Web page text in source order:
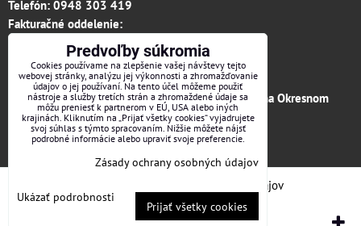
Telefón: 0948 303 419
Fakturačné oddelenie:
invoice.profitexsk@gmail.com
IČO: 36313157
IČ DPH: SK 2020182615
Firma je zapísaná v obchodnom registri vedenom na Okresnom
súde v Trenčíne, vložka č.12066/R odd. s.r.o.
Zásady ochrany osobných údajov
Predvoľby súkromia
Cookies používame na zlepšenie vašej návštevy tejto
webovej stránky, analýzu jej výkonnosti a zhromažďovanie
údajov o jej používaní. Na tento účel môžeme použiť
nástroje a služby tretích strán a zhromaždené údaje sa
môžu preniesť k partnerom v EÚ, USA alebo iných
krajinách. Kliknutím na „Prijať všetky cookies“ vyjadrujete
svoj súhlas s týmto spracovaním. Nižšie môžete nájsť
podrobné informácie alebo upraviť svoje preferencie.
Zásady ochrany osobných údajov
Ukázať podrobnosti
Prijať všetky cookies